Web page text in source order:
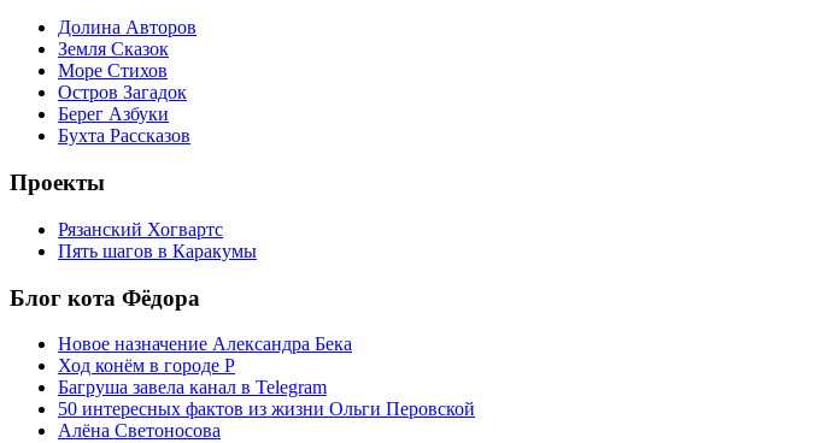
Долина Авторов
Земля Сказок
Море Стихов
Остров Загадок
Берег Азбуки
Бухта Рассказов
Проекты
Рязанский Хогвартс
Пять шагов в Каракумы
Блог кота Фёдора
Новое назначение Александра Бека
Ход конём в городе Р
Багруша завела канал в Telegram
50 интересных фактов из жизни Ольги Перовской
Алёна Светоносова